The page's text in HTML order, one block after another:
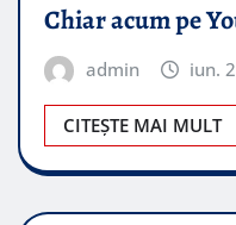
Chiar acum pe
admin iun.
CITEȘTE MAI MULT